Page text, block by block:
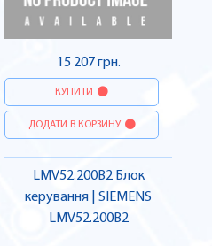
15 207 грн.
КУПИТИ
ДОДАТИ В КОРЗИНУ
LMV52.200B2 Блок
керування | SIEMENS
LMV52.200B2